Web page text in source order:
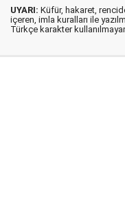
UYARI: Küfür, hakaret,
içeren, imla kuralları ile
Türkçe karakter